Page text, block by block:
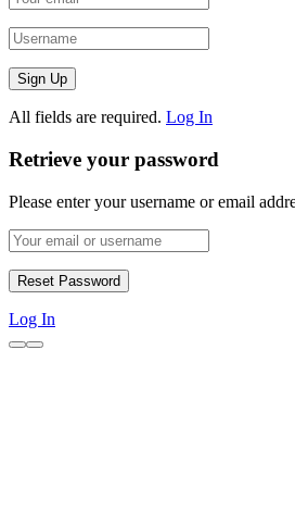
All fields are required. Log In
Retrieve your password
Please enter your username or email
Log In